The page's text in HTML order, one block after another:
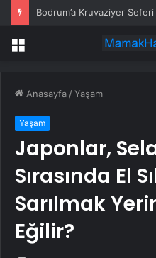
Bodrum’a Kruvaziyer Seferi
Menü
Anasayfa /Yaşam
Yaşam
Japonlar,
Sırasında El
Sarılmak
Eğilir?